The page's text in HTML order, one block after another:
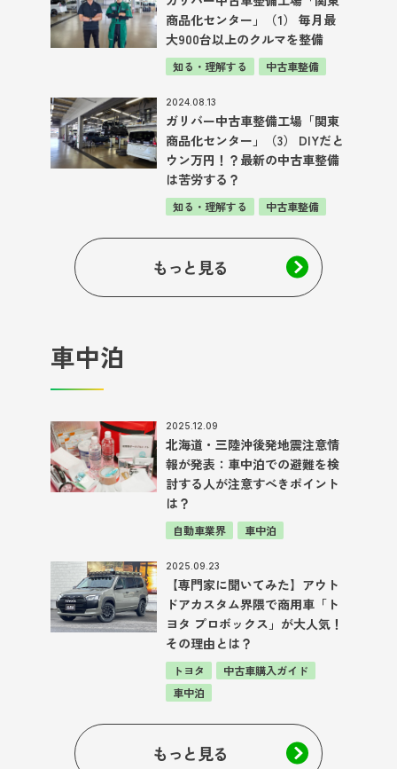
商品化センター」（1） 毎月最
大900台以上のクルマを整備
知る・理解する 中古車整備
2024.08.13
ガリバー中古車整備工場「関東
商品化センター」（3） DIYだと
ウン万円！？最新の中古車整備
は苦労する？
知る・理解する 中古車整備
もっと見る
車中泊
2025.12.09
北海道・三陸沖後発地震注意情
報が発表：車中泊での避難を検
討する人が注意すべきポイント
は？
自動車業界 車中泊
2025.09.23
【専門家に聞いてみた】アウト
ドアカスタム界隈で商用車「ト
ヨタ プロボックス」が大人気！
その理由とは？
トヨタ
中古車購入ガイド
車中泊
もっと見る